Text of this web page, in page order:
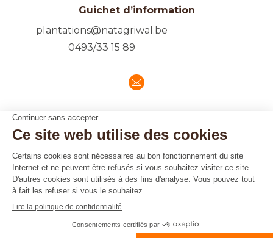
Guichet d’information
plantations@natagriwal.be
0493/33 15 89
E-